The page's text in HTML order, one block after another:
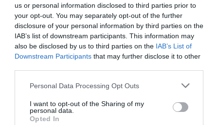
us or personal information disclosed to third parties prior to
your opt-out. You may separately opt-out of the further
disclosure of your personal information by third parties on the
IAB’s list of downstream participants. This information may
also be disclosed by us to third parties on the IAB’s List of
Downstream Participants that may further disclose it to other
Personal Data Processing Opt Outs
I want to opt-out of the Sharing of my
personal data.
Opted In
SPECYFIKACJA
Symbol
CC-USB2B-AMCM-2M-VW
Nazwa produktu
GEMBIRD CC-USB2B-AMCM-2M-VW Gembird